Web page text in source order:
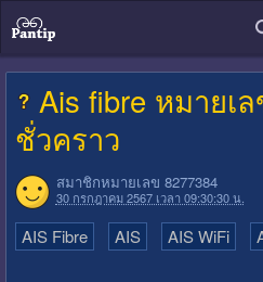
Ais fibre หมายเ
ชั่วคราว
สมาชิกหมายเลข 8277384
30 กรกฎาคม 2567 เวลา 09:30:30 น.
AIS Fibre AIS AIS WiFi